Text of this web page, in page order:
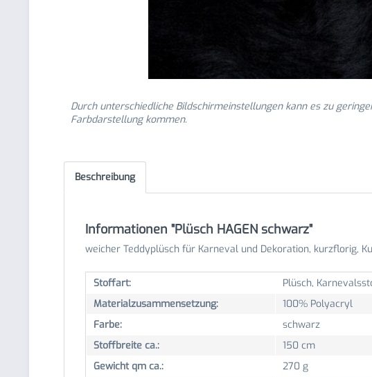
Durch unterschiedliche Bildschirmeinstellungen kann es zu
Farbdarstellung kommen.
Beschreibung
Informationen "Plüsch HAGEN schwarz"
weicher Teddyplüsch für Karneval und Dekoration, kurzflorig,
Stoffart:
Plüsch,
Materialzusammensetzung:
100% Polyacryl
Farbe:
schwarz
Stoffbreite ca.:
150 cm
Gewicht qm ca.:
270 g